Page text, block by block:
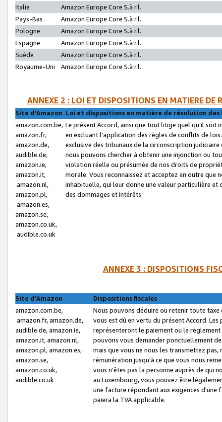
Italie
Amazon Europe Core S.à r.l.
Pays-Bas
Amazon Europe Core S.à r.l.
Pologne
Amazon Europe Core S.à r.l.
Espagne
Amazon Europe Core S.à r.l.
Suède
Amazon Europe Core S.à r.l.
Royaume-Uni
Amazon Europe Core S.à r.l.
ANNEXE 2 : LOI ET DISPOSITIONS EN MATIERE DE
Site d’Amazon Loi et dispositions en matière de résolution
amazon.com.be,
amazon.fr,
amazon.de,
audible.de,
amazon.ie,
amazon.it,
amazon.nl,
amazon.pl,
amazon.es,
amazon.se,
amazon.co.uk,
audible.co.uk
Le présent Accord, ainsi que tout litige quel qu’il soit
en excluant l’application des règles de conflits de
exclusive des tribunaux de la circonscription
nous pouvons chercher à obtenir une injonction ou
violation réelle ou présumée de nos droits de
morale. Vous reconnaissez et acceptez en outre que
inhabituelle, qui leur donne une valeur particulière
des dommages et intérêts.
ANNEXE 3 : DISPOSITIONS
Site d’Amazon
Dispositions fiscales
amazon.com.be,
amazon.fr, amazon.de,
audible.de, amazon.ie,
amazon.it, amazon.nl,
amazon.pl, amazon.es,
amazon.se,
amazon.co.uk,
audible.co.uk
Nous pouvons déduire ou retenir toute
vous est dû en vertu du présent Accord.
représenteront le paiement ou le
pouvons vous demander ponctuellement
mais que vous ne nous les transmettez
rémunération jusqu’à ce que vous nous
vous n’êtes pas la personne auprès de qui
au Luxembourg, vous pouvez être
une facture répondant aux exigences
paiera la TVA applicable.